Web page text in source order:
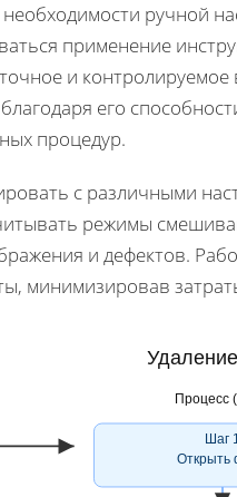
ручной
применение
и
его
процедур.
с различными
режимы
и дефектов.
минимизировав
Процесс
Шаг
Открыть